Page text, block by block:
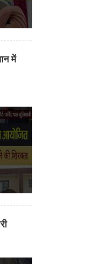
में